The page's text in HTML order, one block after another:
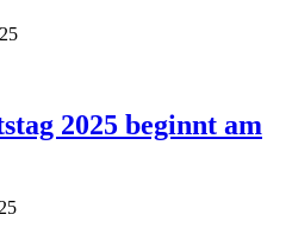
2025 beginnt am